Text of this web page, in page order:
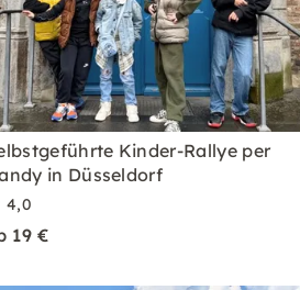
Kinder-Rallye per
in Düsseldorf
4,0
19 €